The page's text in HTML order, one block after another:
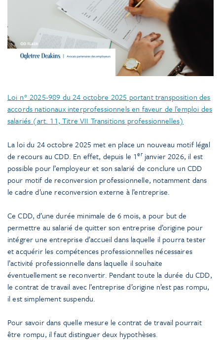
Loi n° 2025-989 du 24 octobre 2025 portant transposition des
accords nationaux interprofessionnels en faveur de l’emploi des
salariés (art. 11, Titre VII Transitions professionnelles)
La loi du 24 octobre 2025 met en place un nouveau motif légal
de recours au CDD. En effet, depuis le 1erjanvier 2026, il est
possible pour l’employeur et son salarié de conclure un CDD
pour motif de reconversion professionnelle, notamment dans
le cadre d’une reconversion externe à l’entreprise.
Ce CDD, d’une durée minimale de 6 mois, a pour but de
permettre au salarié de quitter son entreprise d’origine pour
intégrer une entreprise d’accueil dans laquelle il pourra tester
et acquérir les compétences professionnelles nécessaires
l’activité professionnelle dans laquelle il souhaite
éventuellement se reconvertir. Pendant toute la durée du CDD,
le contrat de travail avec l’entreprise d’origine n’est pas rompu,
il est simplement suspendu.
Pour savoir dans quelle mesure le contrat de travail pourrait
être rompu, il faut distinguer deux hypothèses.